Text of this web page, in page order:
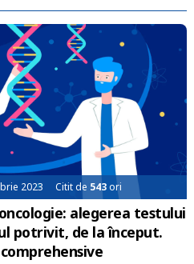
2023 Citit de 543ori
alegerea testului
potrivit, de la început.